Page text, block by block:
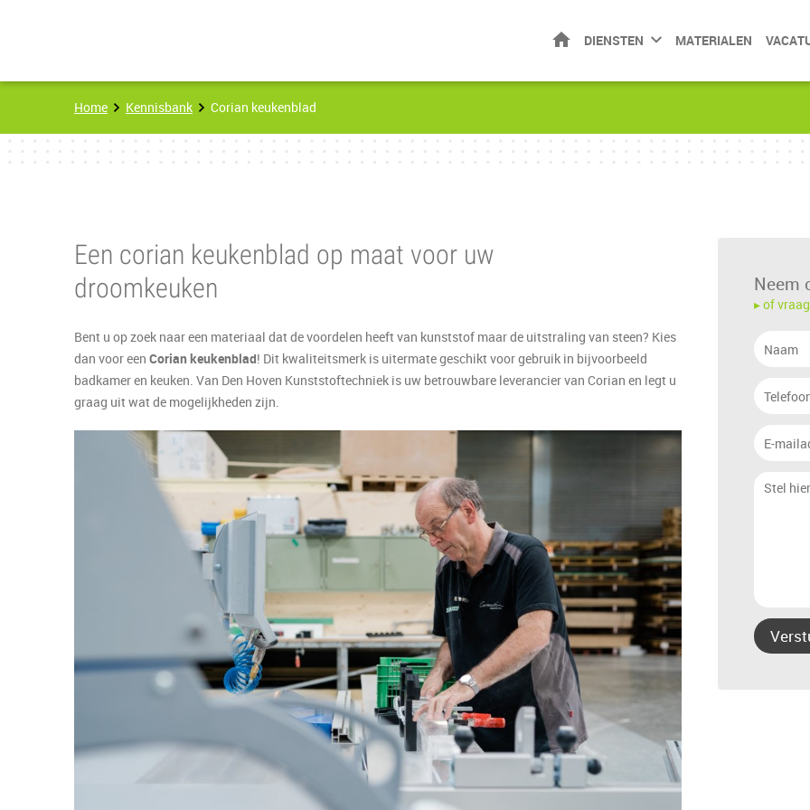
HOMEDIENSTEN MATERIALEN
Home Kennisbank Corian keukenblad
Een corian keukenblad op maat voor uw
droomkeuken
Bent u op zoek naar een materiaal dat de voordelen heeft van kunststof maar de uitstraling van steen? Kies
dan voor een Corian keukenblad! Dit kwaliteitsmerk is uitermate geschikt voor gebruik in bijvoorbeeld
badkamer en keuken. Van Den Hoven Kunststoftechniek is uw betrouwbare leverancier van Corian en legt u
graag uit wat de mogelijkheden zijn.
Neem
▸ of